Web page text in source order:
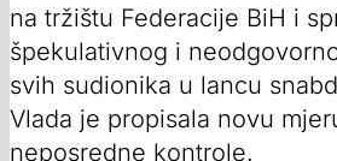
na tržištu Federacije BiH i
špekulativnog i
svih sudionika u lancu
Vlada je propisala novu
neposredne kontrole.